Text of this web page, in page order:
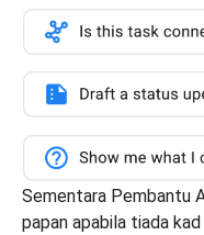
Sementara Pembantu
papan apabila tiada